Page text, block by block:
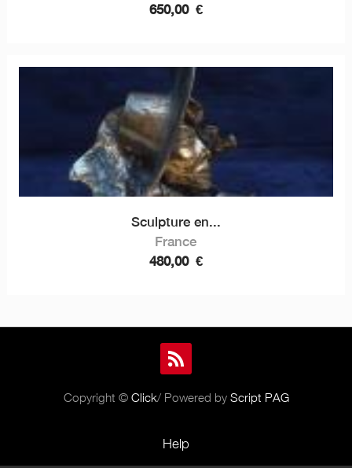
650,00 €
Sculpture en...
France
480,00 €
Copyright © Click/ Powered by Script PAG
Help